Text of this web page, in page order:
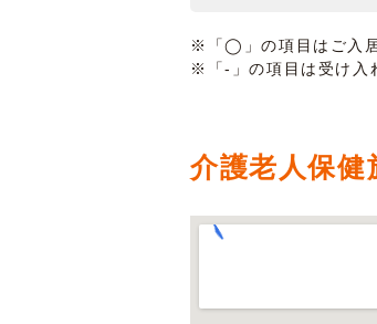
※「◯」の項目はご入居
※「-」の項目は受け入
介護老人保